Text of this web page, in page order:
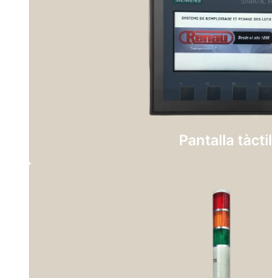
Pantalla tàctil